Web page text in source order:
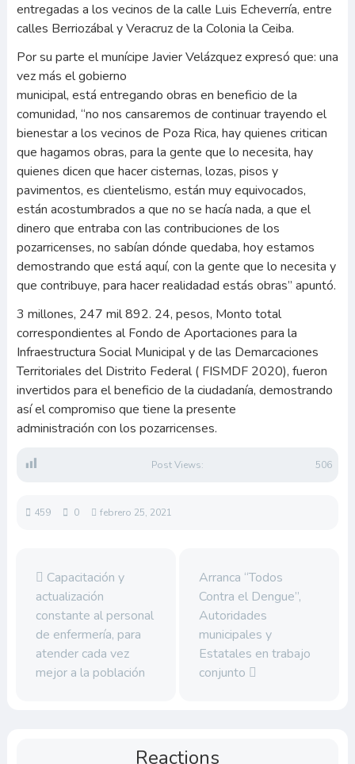
entregadas a los vecinos de la calle Luis Echeverría, entre
calles Berriozábal y Veracruz de la Colonia la Ceiba.
Por su parte el munícipe Javier Velázquez expresó que: una
vez más el gobierno
municipal, está entregando obras en beneficio de la
comunidad, “no nos cansaremos de continuar trayendo el
bienestar a los vecinos de Poza Rica, hay quienes critican
que hagamos obras, para la gente que lo necesita, hay
quienes dicen que hacer cisternas, lozas, pisos y
pavimentos, es clientelismo, están muy equivocados,
están acostumbrados a que no se hacía nada, a que el
dinero que entraba con las contribuciones de los
pozarricenses, no sabían dónde quedaba, hoy estamos
demostrando que está aquí, con la gente que lo necesita y
que contribuye, para hacer realidadad estás obras” apuntó.
3 millones, 247 mil 892. 24, pesos, Monto total
correspondientes al Fondo de Aportaciones para la
Infraestructura Social Municipal y de las Demarcaciones
Territoriales del Distrito Federal ( FISMDF 2020), fueron
invertidos para el beneficio de la ciudadanía, demostrando
así el compromiso que tiene la presente
administración con los pozarricenses.
Post Views: 506
459 0 febrero 25, 2021
Capacitación y
actualización
constante al personal
de enfermería, para
atender cada vez
mejor a la población
Arranca “Todos
Contra el Dengue”,
Autoridades
municipales y
Estatales en trabajo
conjunto
Reactions